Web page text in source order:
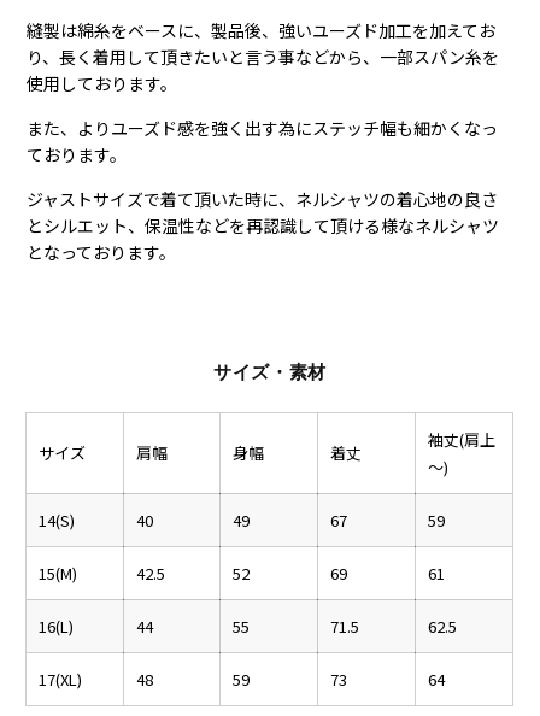
縫製は綿糸をベースに、製品後、強いユーズド加工を加えてお
り、長く着用して頂きたいと言う事などから、一部スパン糸を
使用しております。
また、よりユーズド感を強く出す為にステッチ幅も細かくなっ
ております。
ジャストサイズで着て頂いた時に、ネルシャツの着心地の良さ
とシルエット、保温性などを再認識して頂ける様なネルシャツ
となっております。
サイズ・素材
サイズ 肩幅 身幅 着丈
袖丈(肩上
～)
14(S) 40 49 67 59
15(M) 42.5 52 69 61
16(L) 44 55 71.5 62.5
17(XL) 48 59 73 64